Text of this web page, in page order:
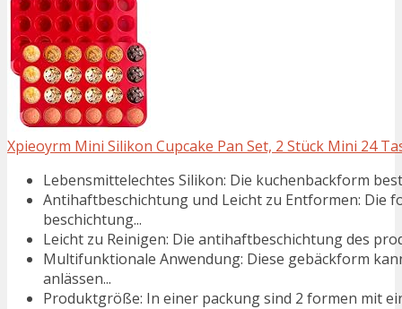
Xpieoyrm Mini Silikon Cupcake Pan Set, 2 Stück Mini 24
Lebensmittelechtes Silikon: Die kuchenbackform
Antihaftbeschichtung und Leicht zu Entformen: Die
beschichtung...
Leicht zu Reinigen: Die antihaftbeschichtung des
Multifunktionale Anwendung: Diese gebäckform
anlässen...
Produktgröße: In einer packung sind 2 formen mit